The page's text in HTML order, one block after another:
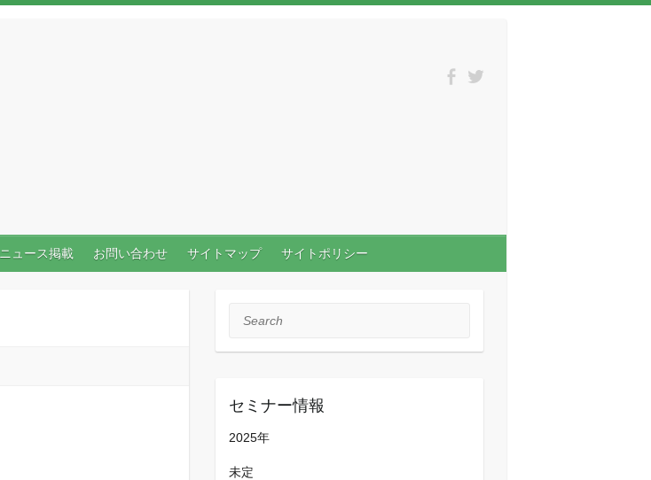
ニュース掲載 お問い合わせ サイトマップ サイトポリシー
Search
セミナー情報
2025年
未定